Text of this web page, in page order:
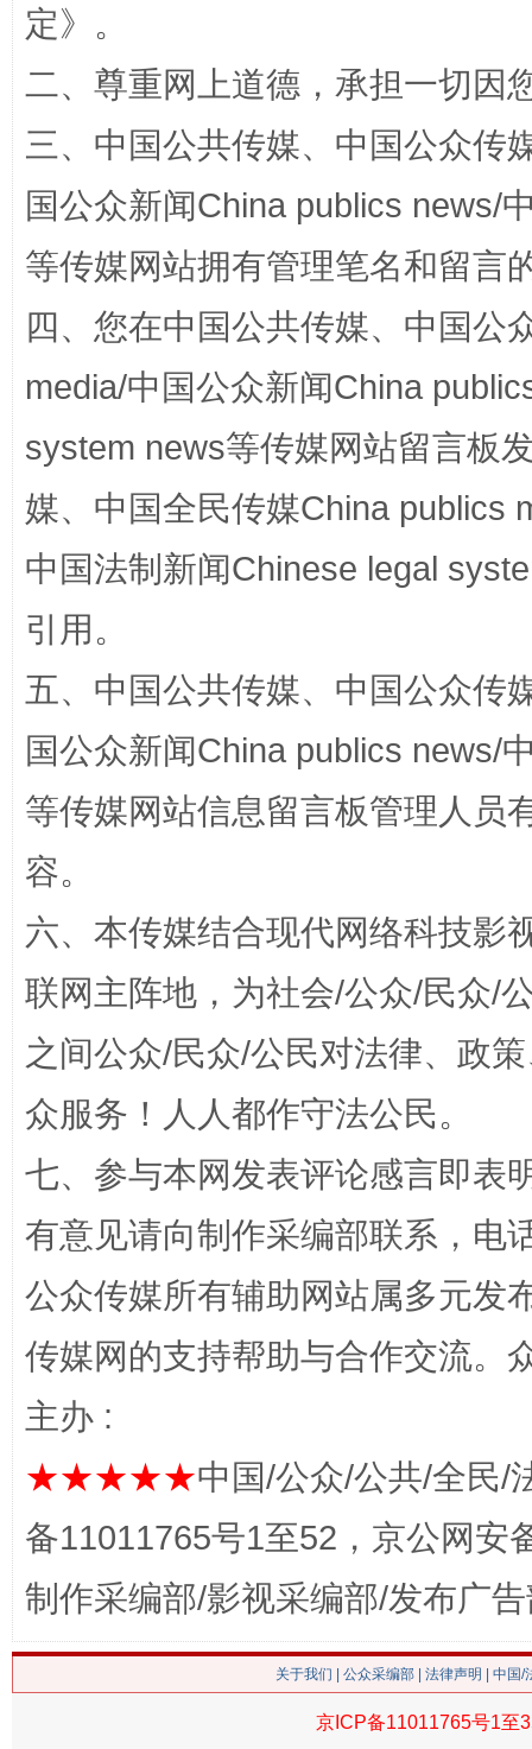
网上购药对药下症？
这是一记警钟！ 谢
定》。
二、尊重网上道德，承担一切因
三、中国公共传媒、中国公众传
国公众新闻China publics news/
等传媒网站拥有管理笔名和留言
四、您在中国公共传媒、中国公
media/中国公众新闻China
system news等传媒网站留言板
媒、中国全民传媒China publics
中国法制新闻Chinese legal
引用。
五、中国公共传媒、中国公众传
国公众新闻China publics news/
等传媒网站信息留言板管理人员
容。
六、本传媒结合现代网络科技影
联网主阵地，为社会/公众/民众/
之间公众/民众/公民对法律、政
众服务！人人都作守法公民。
七、参与本网发表评论感言即表
有意见请向制作采编部联系，电
公众传媒所有辅助网站属多元发
传媒网的支持帮助与合作交流。
主办 :
★★★★★中国/公众/公共/全民/
备11011765号1至52，京公网安
制作采编部/影视采编部/发布广
关于我们 公众采编部 法律声明 | 中国
京ICP备11011765号1至